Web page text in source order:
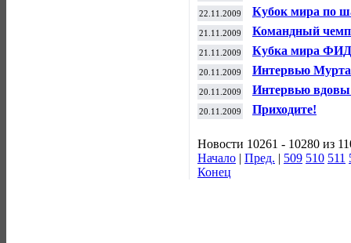
22.11.2009 Кубок мира по
21.11.2009 Командный
21.11.2009 Кубка мира
20.11.2009 Интервью
20.11.2009 Интервью
20.11.2009 Приходите!
Новости 10261 - 10280 из
Начало | Пред. | 509 510 511
Конец